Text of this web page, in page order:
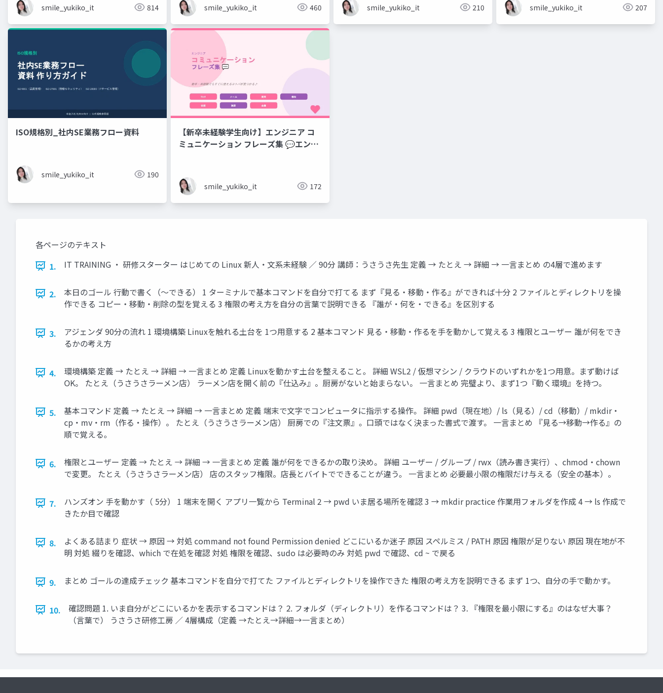
smile_yukiko_it 814 smile_yukiko_it 460 smile_yukiko_it 210 smile_yukiko_it 207
ISO規格別_社内SE業務フロー資料
smile_yukiko_it 190
【新卒未経験学生向け】エンジニア コ
ミュニケーション フレーズ集 💬エンジ
smile_yukiko_it 172
各ページのテキスト
1.
IT TRAINING ・ 研修スターター はじめての Linux 新人・文系未経験 ／ 90分 講師：うさうさ先生 定義 → たとえ → 詳細 → 一言まとめ の4層で進めます
2.
本日のゴール 行動で書く（〜できる） 1 ターミナルで基本コマンドを自分で打てる まず『見る・移動・作る』ができれば十分 2 ファイルとディレクトリを操
作できる コピー・移動・削除の型を覚える 3 権限の考え方を自分の言葉で説明できる 『誰が・何を・できる』を区別する
3.
アジェンダ 90分の流れ 1 環境構築 Linuxを触れる土台を 1つ用意する 2 基本コマンド 見る・移動・作るを手を動かして覚える 3 権限とユーザー 誰が何をでき
るかの考え方
4.
環境構築 定義 → たとえ → 詳細 → 一言まとめ 定義 Linuxを動かす土台を整えること。 詳細 WSL2 / 仮想マシン / クラウドのいずれかを1つ用意。まず動けば
OK。 たとえ（うさうさラーメン店） ラーメン店を開く前の『仕込み』。厨房がないと始まらない。 一言まとめ 完璧より、まず1つ『動く環境』を持つ。
5.
基本コマンド 定義 → たとえ → 詳細 → 一言まとめ 定義 端末で文字でコンピュータに指示する操作。 詳細 pwd（現在地）/ ls（見る）/ cd（移動）/ mkdir・
cp・mv・rm（作る・操作）。 たとえ（うさうさラーメン店） 厨房での『注文票』。口頭ではなく決まった書式で渡す。 一言まとめ 『見る→移動→作る』の
順で覚える。
6.
権限とユーザー 定義 → たとえ → 詳細 → 一言まとめ 定義 誰が何をできるかの取り決め。 詳細 ユーザー / グループ / rwx（読み書き実行）、chmod・chown
で変更。 たとえ（うさうさラーメン店） 店のスタッフ権限。店長とバイトでできることが違う。 一言まとめ 必要最小限の権限だけ与える（安全の基本）。
7.
ハンズオン 手を動かす（ 5分） 1 端末を開く アプリ一覧から Terminal 2 → pwd いま居る場所を確認 3 → mkdir practice 作業用フォルダを作成 4 → ls 作成で
きたか目で確認
8.
よくある詰まり 症状 → 原因 → 対処 command not found Permission denied どこにいるか迷子 原因 スペルミス / PATH 原因 権限が足りない 原因 現在地が不
明 対処 綴りを確認、which で在処を確認 対処 権限を確認、sudo は必要時のみ 対処 pwd で確認、cd ~ で戻る
9. まとめ ゴールの達成チェック 基本コマンドを自分で打てた ファイルとディレクトリを操作できた 権限の考え方を説明できる まず 1つ、自分の手で動かす。
10.
確認問題 1. いま自分がどこにいるかを表示するコマンドは？ 2. フォルダ（ディレクトリ）を作るコマンドは？ 3. 『権限を最小限にする』のはなぜ大事？
（言葉で） うさうさ研修工房 ／ 4層構成（定義 →たとえ→詳細→一言まとめ）